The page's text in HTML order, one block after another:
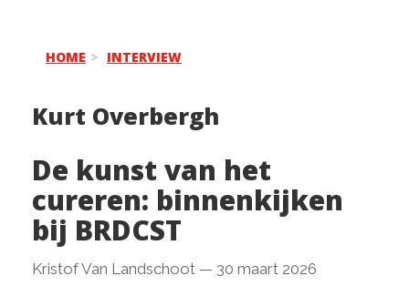
HOME INTERVIEW
Kurt Overbergh
De kunst van het
cureren: binnenkijken
bij BRDCST
Kristof Van Landschoot — 30 maart 2026